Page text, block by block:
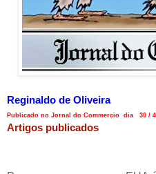
Reginaldo de Oliveira
Publicado no Jornal do Commercio dia 30 / 4
Artigos publicados